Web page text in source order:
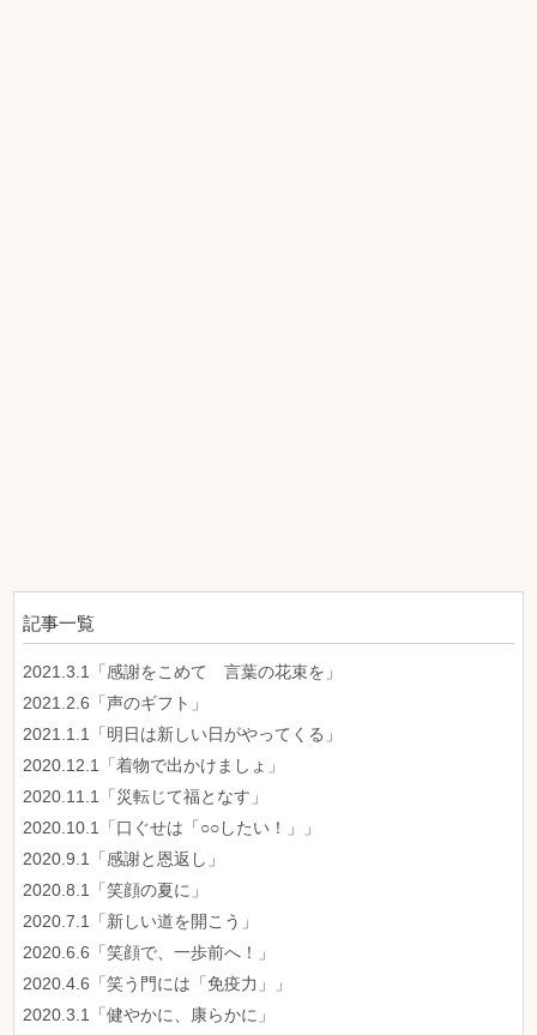
記事一覧
2021.3.1「感謝をこめて 言葉の花束を」
2021.2.6「声のギフト」
2021.1.1「明日は新しい日がやってくる」
2020.12.1「着物で出かけましょ」
2020.11.1「災転じて福となす」
2020.10.1「口ぐせは「○○したい！」」
2020.9.1「感謝と恩返し」
2020.8.1「笑顔の夏に」
2020.7.1「新しい道を開こう」
2020.6.6「笑顔で、一歩前へ！」
2020.4.6「笑う門には「免疫力」」
2020.3.1「健やかに、康らかに」